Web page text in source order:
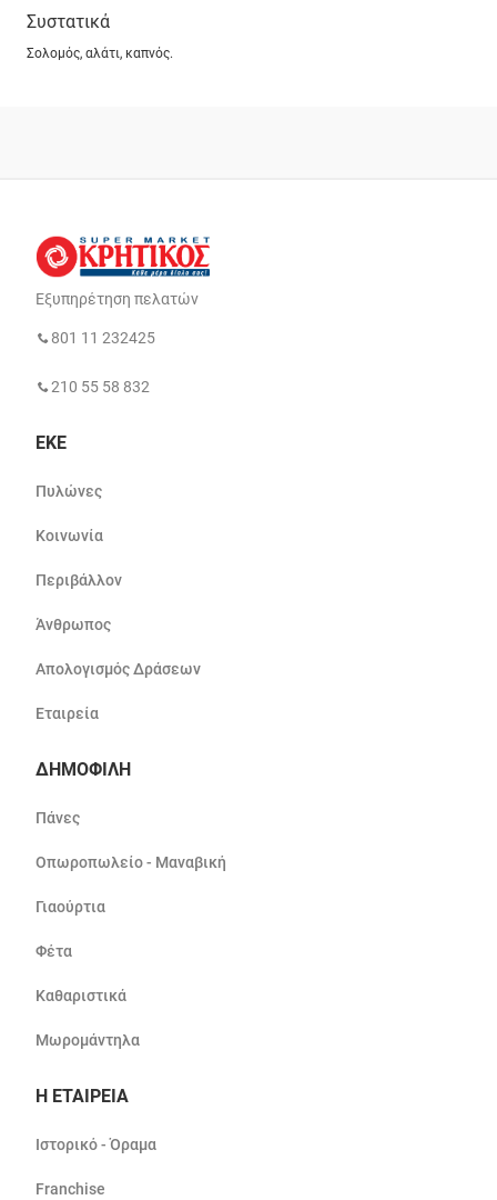
Συστατικά
Σολομός, αλάτι, καπνός.
Εξυπηρέτηση πελατών
801 11 232425
210 55 58 832
ΕΚΕ
Πυλώνες
Κοινωνία
Περιβάλλον
Άνθρωπος
Απολογισμός Δράσεων
Εταιρεία
ΔΗΜΟΦΙΛΗ
Πάνες
Οπωροπωλείο - Μαναβική
Γιαούρτια
Φέτα
Καθαριστικά
Μωρομάντηλα
Η ΕΤΑΙΡΕΙΑ
Ιστορικό - Όραμα
Franchise